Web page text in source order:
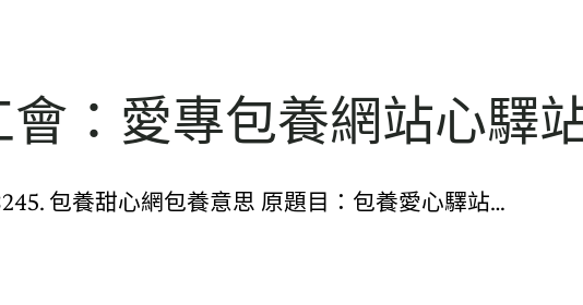
：愛專包養網站心驛
包養甜心網包養意思 原題目：包養愛心驛站…